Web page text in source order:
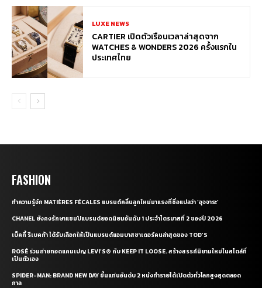
LUXE NEWS
CARTIER เปิดตัวเรือนเวลาล่าสุดจาก
WATCHES & WONDERS 2026 ครั้งแรกใน
ประเทศไทย
FASHION
ทำความรู้จัก MATIÈRES FÉCALES แบรนด์คลื่นลูกใหม่มาแรงที่ชื่อแปลว่า ‘อุจจาระ’
CHANEL ยังคงรักษาแชมป์แบรนด์ยอดนิยมอันดับ 1 ประจำไตรมาสที่ 2 ของปี 2026
เบ็คกี้ รีเบคก้า ได้รับเลือกให้เป็นแบรนด์แอมบาสซาเดอร์คนล่าสุดของ TOD’S
ROSÉ ร่วมถ่ายทอดแคมเปญ LEVI’S® กับ KEEP IT LOOSE. สร้างสรรค์นิยามใหม่ในสไตล์ที่
เป็นตัวเอง
SPIDER-MAN: BRAND NEW DAY ขึ้นแท่นอันดับ 2 หนังทำรายได้เปิดตัวทั่วโลกสูงสุดตลอด
กาล